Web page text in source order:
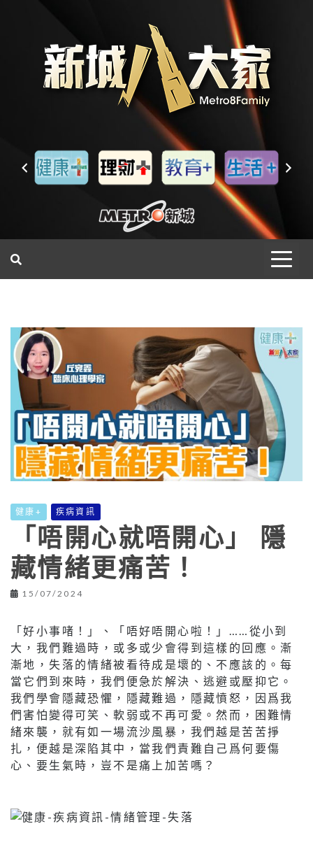
健康+ 疾病資訊
「唔開心就唔開心」 隱
藏情緒更痛苦！
15/07/2024
「好小事啫！」、「唔好唔開心啦！」……從小到
大，我們難過時，或多或少會得到這樣的回應。漸
漸地，失落的情緒被看待成是壞的、不應該的。每
當它們到來時，我們便急於解決、逃避或壓抑它。
我們學會隱藏恐懼，隱藏難過，隱藏憤怒，因爲我
們害怕變得可笑、軟弱或不再可愛。然而，困難情
緒來襲，就有如一場流沙風暴，我們越是苦苦掙
扎，便越是深陷其中，當我們責難自己爲何要傷
心、要生氣時，豈不是痛上加苦嗎？